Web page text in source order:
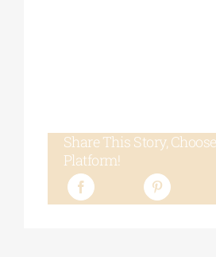
Share This Story,
Platform!